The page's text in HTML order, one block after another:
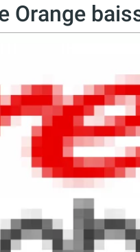
Orange